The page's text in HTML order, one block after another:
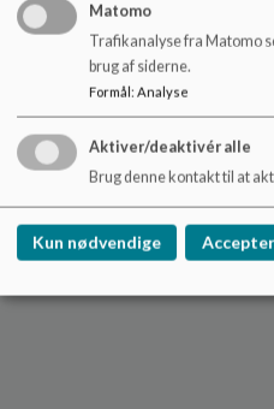
Sitemap
Cookie politik
Matomo
Trafikanalyse fra Matomo
brug af siderne.
Formål: Analyse
Aktiver/deaktivér alle
Brug denne kontakt til at
Kun nødvendige